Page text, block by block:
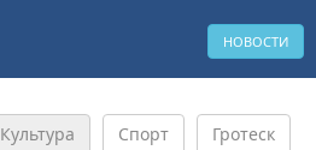
НОВОСТИ
Культура Спорт Гротеск